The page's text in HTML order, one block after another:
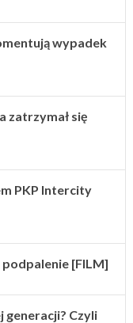
wypadek
zatrzymał się
PKP Intercity
podpalenie [FILM]
generacji? Czyli